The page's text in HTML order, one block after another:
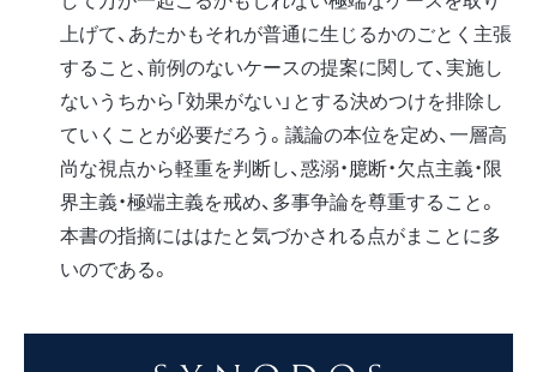
上げて、あたかもそれが普通に生じるかのごとく主張
すること、前例のないケースの提案に関して、実施し
ないうちから「効果がない」とする決めつけを排除し
ていくことが必要だろう。議論の本位を定め、一層高
尚な視点から軽重を判断し、惑溺・臆断・欠点主義・限
界主義・極端主義を戒め、多事争論を尊重すること。
本書の指摘にははたと気づかされる点がまことに多
いのである。